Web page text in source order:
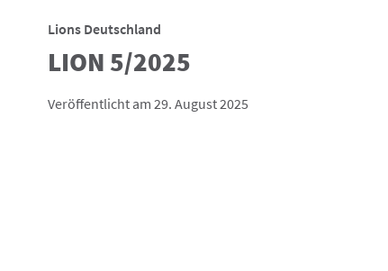
Lions Deutschland
LION 5/2025
Veröffentlicht am 29. August 2025